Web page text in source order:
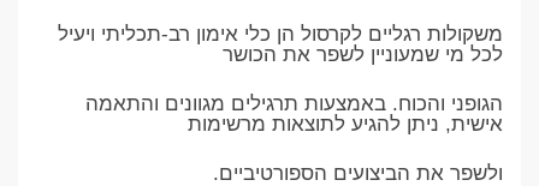
משקולות רגליים לקרסול הן כלי אימון רב-תכליתי ויעיל
לכל מי שמעוניין לשפר את הכושר
הגופני והכוח. באמצעות תרגילים מגוונים והתאמה
אישית, ניתן להגיע לתוצאות מרשימות
ולשפר את הביצועים הספורטיביים.